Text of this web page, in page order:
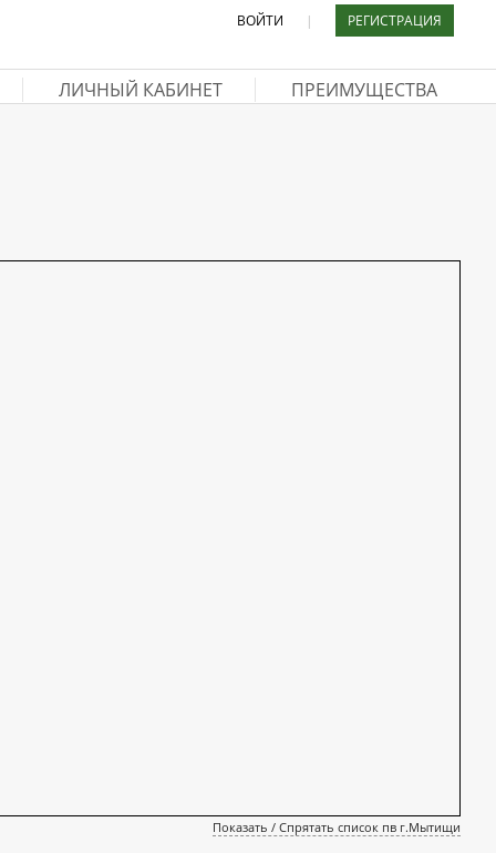
ВОЙТИ | РЕГИСТРАЦИЯ
ЛИЧНЫЙ КАБИНЕТ ПРЕИМУЩЕСТВА
Показать / Спрятать список пв г.Мытищи